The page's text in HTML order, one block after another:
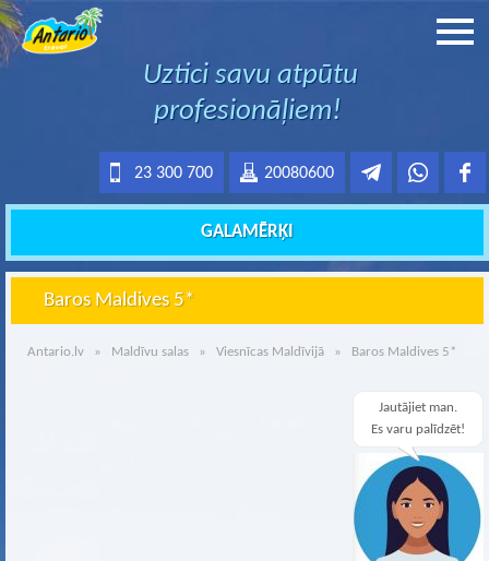
Uztici savu atpūtu
profesionāļiem!
20080600
23 300 700
GALAMĒRĶI
Baros Maldives 5*
Antario.lv » Maldīvu salas » Viesnīcas Maldīvijā » Baros Maldives 5*
Jautājiet man.
Es varu palīdzēt!